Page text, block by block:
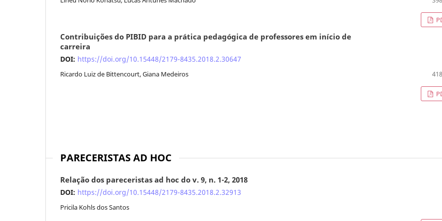
Contribuições do PIBID para a prática pedagógica de professores em início de
carreira
DOI: https://doi.org/10.15448/2179-8435.2018.2.30647
Ricardo Luiz de Bittencourt, Giana Medeiros
PARECERISTAS AD HOC
Relação dos pareceristas ad hoc do v. 9, n. 1-2, 2018
DOI: https://doi.org/10.15448/2179-8435.2018.2.32913
Pricila Kohls dos Santos